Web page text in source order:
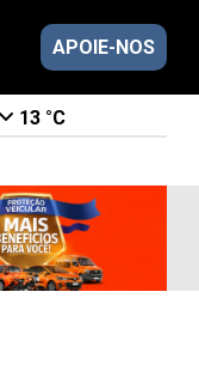
APOIE-NOS
13 °C